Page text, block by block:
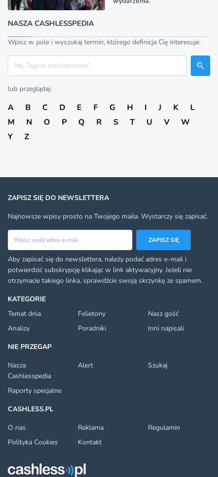
NASZA CASHLESSPEDIA
Wpisz w pole i wyszukaj termin, którego definicja Cię interesuje:
Szukaj
lub przeglądaj:
A B C D E F G H I J K
L
M
N O P Q R S T U V
W
Y
Z
KATEGORIE
Temat dnia
Felietony
Nasz gość
Analizy
Poradniki
Inni napisali
NIE PRZEGAP
Nasza
Cashlesspedia
Alert Szukaj
Raporty specjalne
CASHLESS.PL
O nas
Reklama
Regulamin
Polityka Cookies
Kontakt
ZAPISZ SIĘ DO NEWSLETTERA
Najnowsze wpisy prosto na Twojego maila. Wystarczy się zapisać.
ZAPISZ SIĘ
Aby zapisać się do newslettera, należy podać adres e-mail i
potwierdzić subskrypcję klikając w link aktywacyjny. Jeżeli nie
otrzymacie takiego linka, sprawdźcie swoją skrzynkę ze spamem.